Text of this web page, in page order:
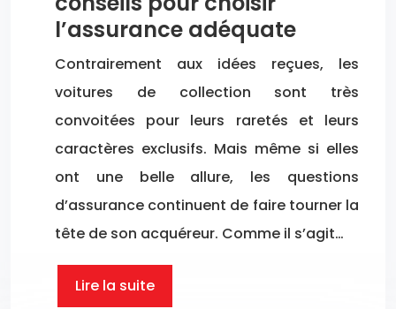
l’assurance adéquate
Contrairement aux idées reçues, les
voitures de collection sont très
convoitées pour leurs raretés et leurs
caractères exclusifs. Mais même si elles
ont une belle allure, les questions
d’assurance continuent de faire tourner la
tête de son acquéreur. Comme il s’agit…
Lire la suite